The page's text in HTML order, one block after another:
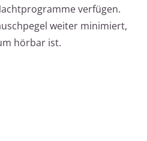
verfügen.
weiter minimiert,
hörbar ist.